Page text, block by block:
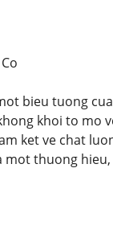
bieu tuong
khoi to mo
ket ve chat
thuong